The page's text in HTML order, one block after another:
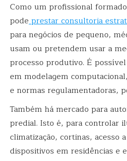
Como um profissional
pode prestar consultoria
para negócios de pequeno,
usam ou pretendem usar a
processo produtivo. É
em modelagem
e normas regulamentadoras,
Também há mercado para
predial. Isto é, para controlar
climatização, cortinas, acesso
dispositivos em residências e